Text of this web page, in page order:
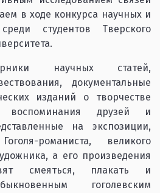
в ходе конкурса научных и
студентов Тверского
научных статей,
документальные
изданий о творчестве
воспоминания друзей и
на экспозиции,
романиста, великого
а его произведения
смеяться, плакать и
гоголевским